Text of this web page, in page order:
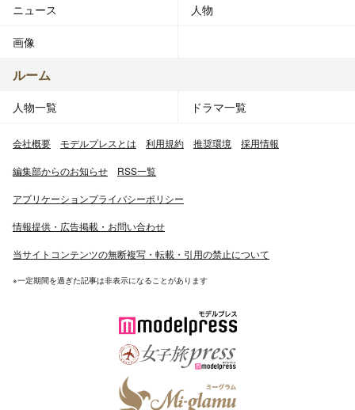
ニュース 人物
画像
ルーム
人物一覧 ドラマ一覧
会社概要 モデルプレスとは 利用規約 推奨環境 採用情報
編集部からのお知らせ RSS一覧
アプリケーションプライバシーポリシー
情報提供・広告掲載・お問い合わせ
当サイトコンテンツの無断複写・転載・引用の禁止について
※一定期間を過ぎた記事は非表示になることがあります